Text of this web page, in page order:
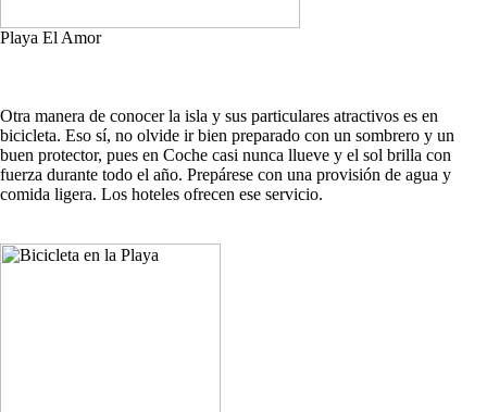
Playa El Amor
Otra manera de conocer la isla y sus particulares atractivos es en
bicicleta. Eso sí, no olvide ir bien preparado con un sombrero y un
buen protector, pues en Coche casi nunca llueve y el sol brilla con
fuerza durante todo el año. Prepárese con una provisión de agua y
comida ligera. Los hoteles ofrecen ese servicio.